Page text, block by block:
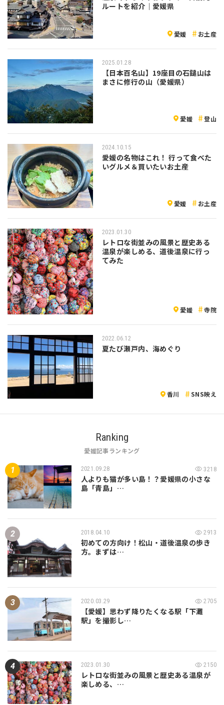
ルートを紹介｜愛媛県
愛媛 お土産
2025.01.28
【日本百名山】19座目の石鎚山は
まさに修行の山（愛媛県）
愛媛 登山
2024.10.15
愛媛の名物はこれ！ 行って食べた
いグルメ＆買いたいお土産
愛媛 お土産
2023.01.30
レトロな街並みの風景と歴史ある
温泉が楽しめる、道後温泉に行っ
てみた
愛媛 寺院
2022.06.12
夏たび瀬戸内、海めぐり
香川 SNS映え
Ranking
愛媛記事ランキング
2021.09.28 3218
人よりも猫が多い島！？愛媛県の小さな
島「青島」…
2018.04.10 2913
初めての方向け！松山・道後温泉の歩き
方。まずは…
2020.03.29 2705
【愛媛】思わず降りたくなる駅「下灘
駅」を撮影し…
2023.01.30 2150
レトロな街並みの風景と歴史ある温泉が
楽しめる、…